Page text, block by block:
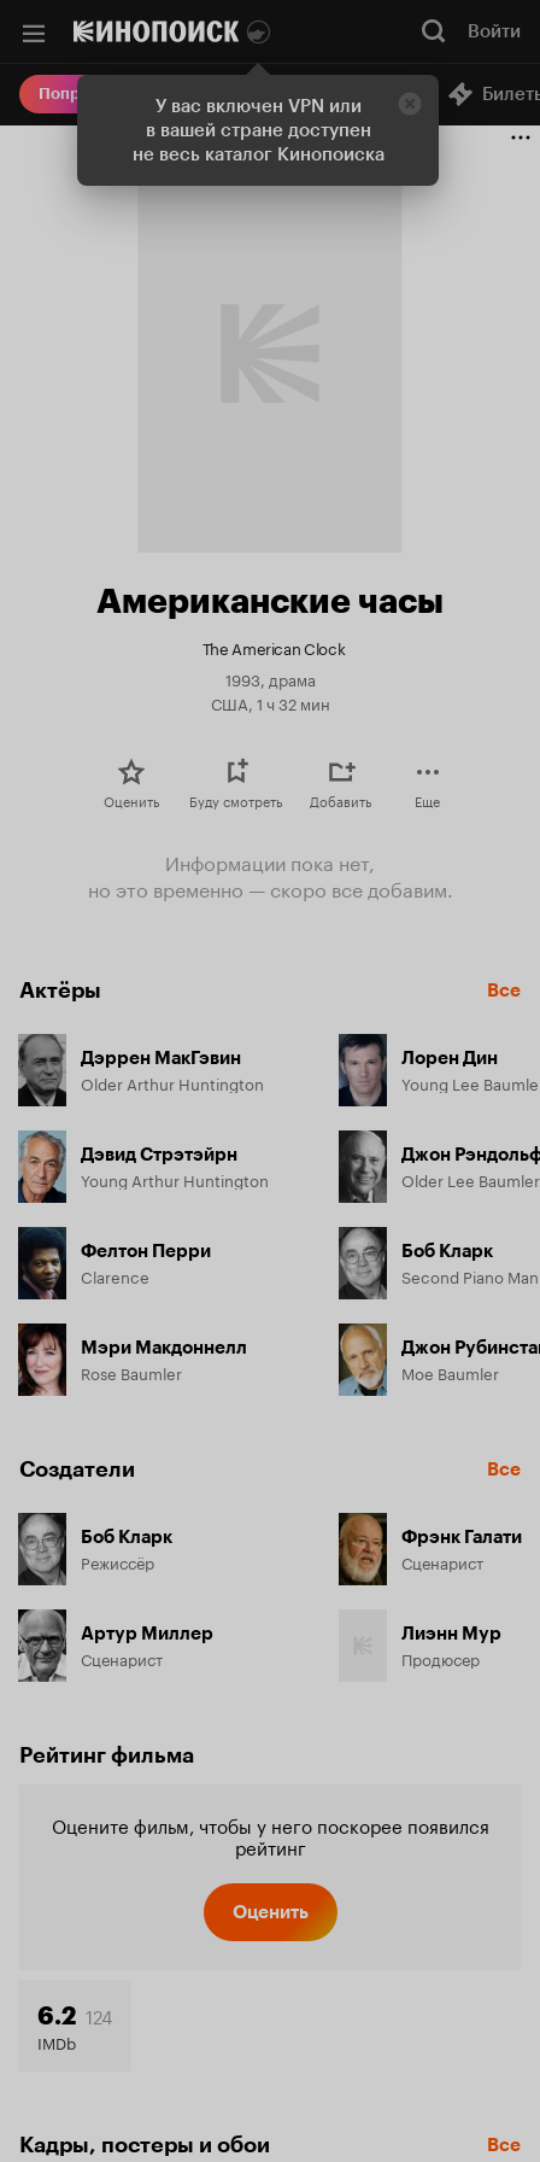
У вас включен VPN или
в вашей стране доступен
не весь каталог Кинопоиска
Войти
Попробовать Плюс Онлайн-кинотеатр
Американские часы
The American Clock
1993, драма
США, 1 ч 32 мин
Оценить Буду смотреть Добавить Еще
Информации пока нет,
но это временно — скоро все добавим.
Актёры Все
Дэррен МакГэвин
Older Arthur Huntington
Дэвид Стрэтэйрн
Young Arthur Huntington
Фелтон Перри
Clarence
Мэри Макдоннелл
Rose Baumler
Лорен Дин
Young Lee
Джон
Older Lee Baumler
Боб Кларк
Second Piano Man
Джон
Moe Baumler
Создатели Все
Боб Кларк
Режиссёр
Артур Миллер
Сценарист
Фрэнк Галати
Сценарист
Лиэнн Мур
Продюсер
Рейтинг фильма
Оцените фильм, чтобы у него поскорее появился
рейтинг
Оценить
6.2 124
IMDb
Кадры, постеры и обои Все